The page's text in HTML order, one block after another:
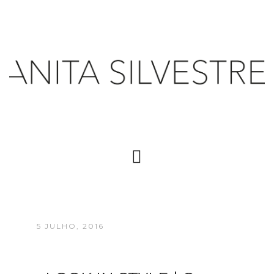
5 JULHO, 2016